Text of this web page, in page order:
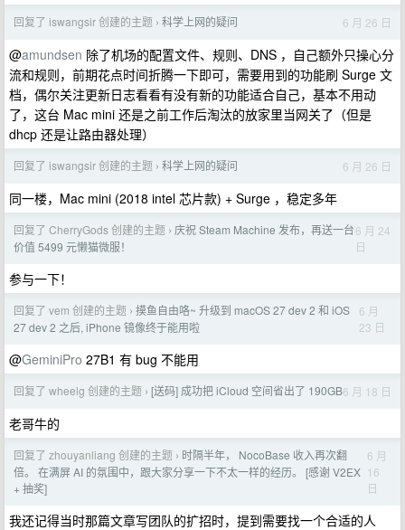
回复了 iswangsir 创建的主题 › 科学上网的疑问 6 月 26 日
@amundsen 除了机场的配置文件、规则、DNS ，自己额外只操心分
流和规则，前期花点时间折腾一下即可，需要用到的功能刷 Surge 文
档，偶尔关注更新日志看看有没有新的功能适合自己，基本不用动
了，这台 Mac mini 还是之前工作后淘汰的放家里当网关了（但是
dhcp 还是让路由器处理）
回复了 iswangsir 创建的主题 › 科学上网的疑问 6 月 26 日
同一楼，Mac mini (2018 intel 芯片款) + Surge ，稳定多年
回复了 CherryGods 创建的主题 › 庆祝 Steam Machine 发布，再送一台
价值 5499 元懒猫微服！
6 月 24
日
参与一下！
回复了 vem 创建的主题 › 摸鱼自由咯~ 升级到 macOS 27 dev 2 和 iOS
27 dev 2 之后, iPhone 镜像终于能用啦
6 月
23 日
@GeminiPro 27B1 有 bug 不能用
回复了 wheelg 创建的主题 › [送码] 成功把 iCloud 空间省出了 190GB6 月 18 日
老哥牛的
回复了 zhouyanliang 创建的主题 › 时隔半年， NocoBase 收入再次翻
倍。 在满屏 AI 的氛围中，跟大家分享一下不太一样的经历。 [感谢 V2EX
+ 抽奖]
6 月
16
日
我还记得当时那篇文章写团队的扩招时，提到需要找一个合适的人